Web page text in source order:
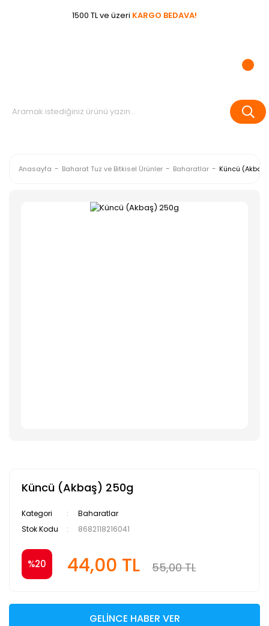
1500 TL ve üzeri KARGO BEDAVA!
Anasayfa Baharat Tuz ve Bitkisel Ürünler Baharatlar Küncü
Küncü (Akbaş) 250g
Kategori
Baharatlar
Stok Kodu
8682118216041
%20 44,00 TL 55,00 TL
GELİNCE HABER VER